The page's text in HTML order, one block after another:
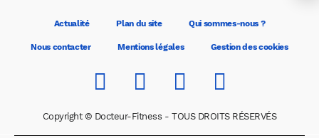
Actualité Plan du site Qui sommes-nous ?
Nous contacter Mentions légales Gestion des cookies
Copyright © Docteur-Fitness - TOUS DROITS RÉSERVÉS